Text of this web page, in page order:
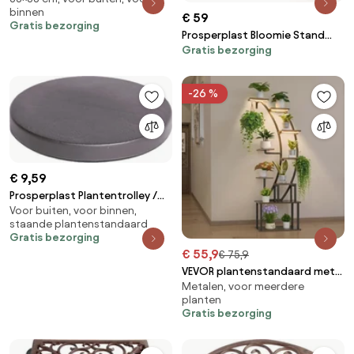
38x38cm
binnen
Gratis bezorging
€ 59
Prosperplast Bloomie Stand
Plantenrek - Wit - 4 Potten - 125
Gratis bezorging
€ 9,59
Prosperplast Plantentrolley /
Multiroller - Antraciet - Ø 40
cm - Voor zware potten
Voor buiten, voor binnen,
staande plantenstandaard
Gratis bezorging
-26 %
€ 55,9€ 75,9
VEVOR plantenstandaard met
groeilamp, metalen
bloemenstandaard met 9
niveaus, 3 timer en 10
bloemenplank voor
Metalen, voor meerdere
planten
Gratis bezorging